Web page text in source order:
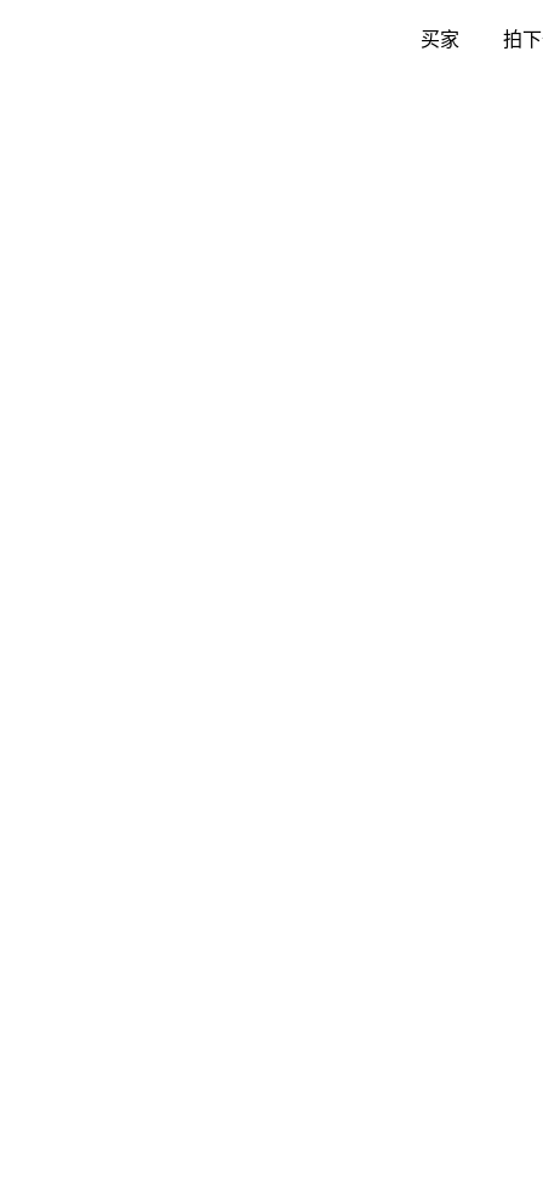
买家 拍